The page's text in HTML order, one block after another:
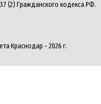
(2) Гражданского кодекса РФ.
Краснодар - 2026 г.